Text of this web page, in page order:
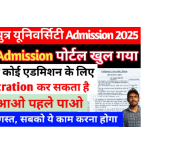
:
PPU
UG
Mop
Up
Round
Admission
2025